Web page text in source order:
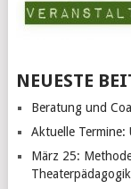
NEUESTE
Beratung und
Aktuelle
März 25:
Theaterpädagogik